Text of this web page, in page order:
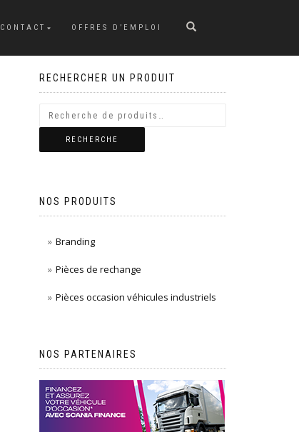
CONTACT OFFRES D’EMPLOI
RECHERCHER UN PRODUIT
RECHERCHE
NOS PRODUITS
Branding
Pièces de rechange
Pièces occasion véhicules industriels
NOS PARTENAIRES